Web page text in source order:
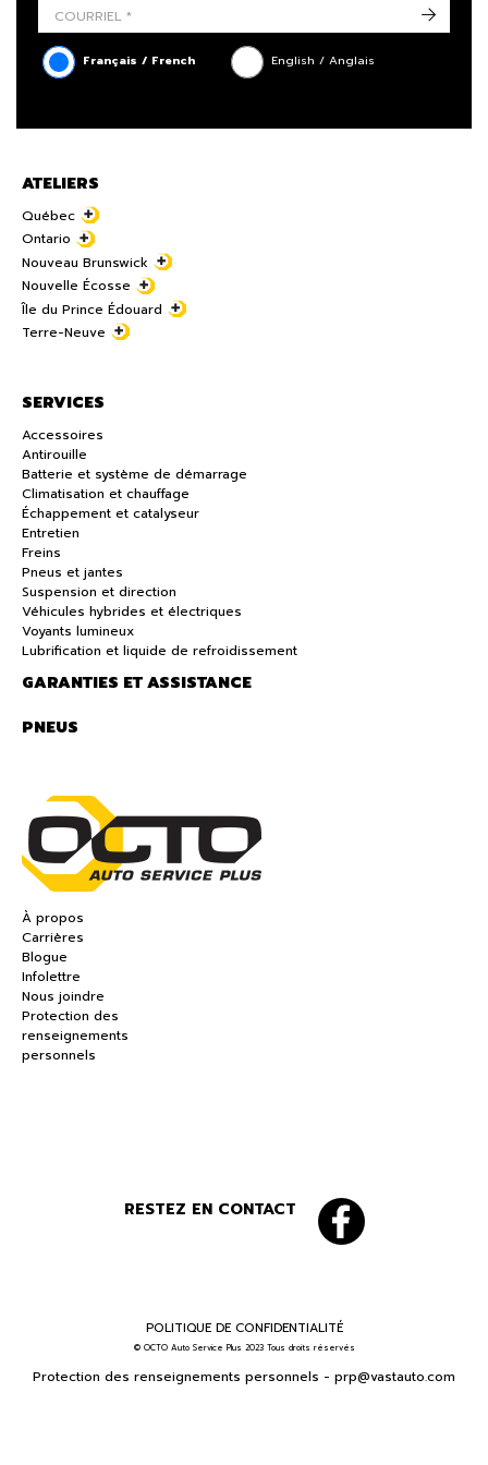
Français / French English / Anglais
->
ATELIERS
Québec
Ontario
Nouveau Brunswick
Nouvelle Écosse
Île du Prince Édouard
Terre-Neuve
SERVICES
Accessoires
Antirouille
Batterie et système de démarrage
Climatisation et chauffage
Échappement et catalyseur
Entretien
Freins
Pneus et jantes
Suspension et direction
Véhicules hybrides et électriques
Voyants lumineux
Lubrification et liquide de refroidissement
GARANTIES ET ASSISTANCE
PNEUS
À propos
Carrières
Blogue
Infolettre
Nous joindre
Protection des
renseignements
personnels
RESTEZ EN CONTACT
POLITIQUE DE CONFIDENTIALITÉ
© OCTO Auto Service Plus 2023 Tous droits réservés
Protection des renseignements personnels - prp@vastauto.com